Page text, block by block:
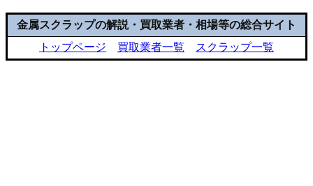
金属スクラップの解説・買取業者・相場等の総合サイト
トップページ
買取業者一覧 スクラップ一覧